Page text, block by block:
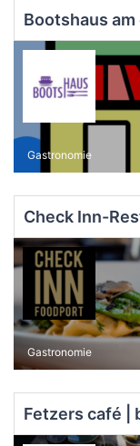
Gastronomie
Gastronomie